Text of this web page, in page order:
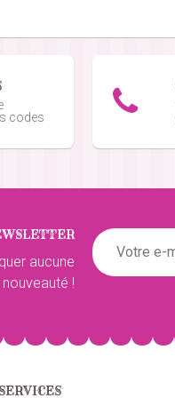
codes
aucune
!
SERVICES